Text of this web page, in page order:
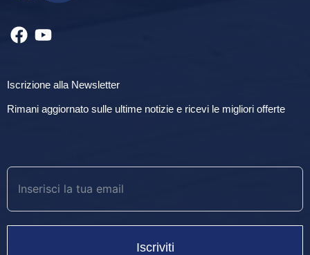
Iscrizione alla Newsletter
Rimani aggiornato sulle ultime notizie e ricevi le migliori offerte
Iscriviti